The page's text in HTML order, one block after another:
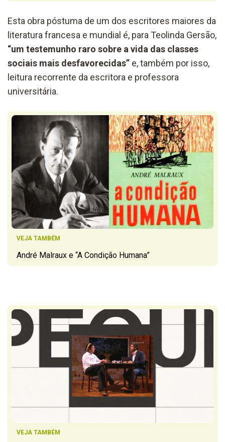
Esta obra póstuma de um dos escritores maiores da
literatura francesa e mundial é, para Teolinda Gersão,
“um testemunho raro sobre a vida das classes
sociais mais desfavorecidas” e, também por isso,
leitura recorrente da escritora e professora
universitária.
VEJA TAMBÉM
André Malraux e “A Condição Humana”
VEJA TAMBÉM